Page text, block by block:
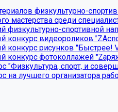
физкультурно-
мастерства среди
физкультурно-спортивной
конкурс видеороликов
конкурс рисунков
конкурс фотоколлажей
"Физкультура, спорт, и
на лучшего организатора